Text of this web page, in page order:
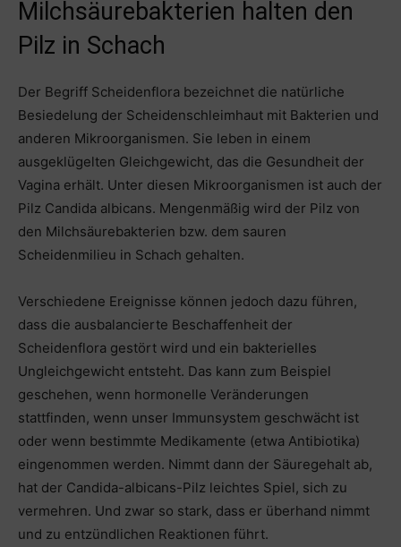
Milchsäurebakterien halten den
Pilz in Schach
Der Begriff Scheidenflora bezeichnet die natürliche
Besiedelung der Scheidenschleimhaut mit Bakterien und
anderen Mikroorganismen. Sie leben in einem
ausgeklügelten Gleichgewicht, das die Gesundheit der
Vagina erhält. Unter diesen Mikroorganismen ist auch der
Pilz Candida albicans. Mengenmäßig wird der Pilz von
den Milchsäurebakterien bzw. dem sauren
Scheidenmilieu in Schach gehalten.
Verschiedene Ereignisse können jedoch dazu führen,
dass die ausbalancierte Beschaffenheit der
Scheidenflora gestört wird und ein bakterielles
Ungleichgewicht entsteht. Das kann zum Beispiel
geschehen, wenn hormonelle Veränderungen
stattfinden, wenn unser Immunsystem geschwächt ist
oder wenn bestimmte Medikamente (etwa Antibiotika)
eingenommen werden. Nimmt dann der Säuregehalt ab,
hat der Candida-albicans-Pilz leichtes Spiel, sich zu
vermehren. Und zwar so stark, dass er überhand nimmt
und zu entzündlichen Reaktionen führt.